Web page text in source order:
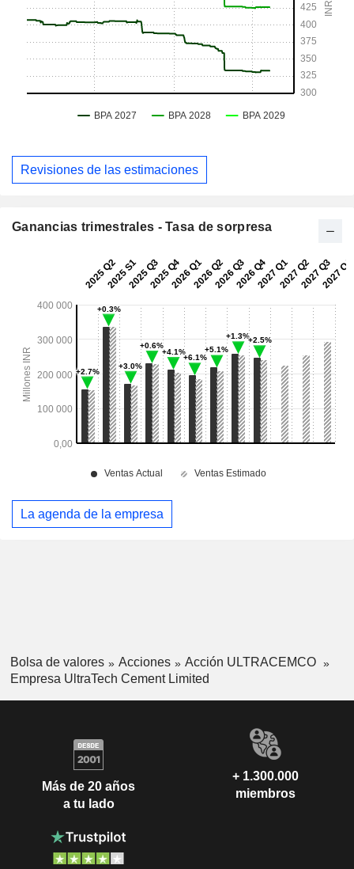
Revisiones de las estimaciones
Ganancias trimestrales - Tasa de sorpresa
La agenda de la empresa
Bolsa de valores Acciones
Acción ULTRACEMCO
Empresa UltraTech Cement Limited
Más de 20 años
a tu lado
+ 1.300.000
miembros